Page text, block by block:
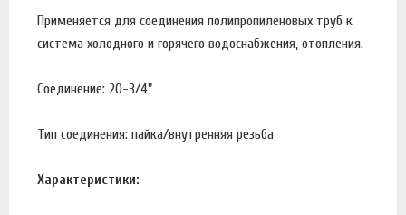
Применяется для соединения полипропиленовых труб к
система холодного и горячего водоснабжения, отопления.
Соединение: 20-3/4"
Тип соединения: пайка/внутренняя резьба
Характеристики: